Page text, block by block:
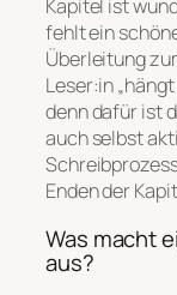
Kapitel ist
fehlt ein
Überleitung
Leser:in
denn dafür ist
auch selbst
Enden der
Was macht
aus?